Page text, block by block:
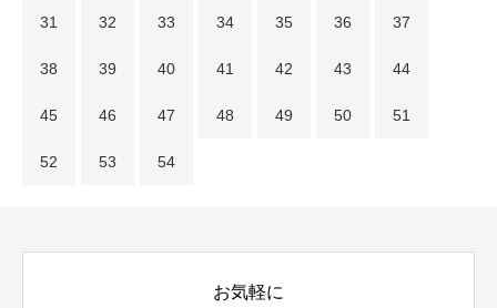
31 32 33 34 35 36 37
38 39 40 41 42 43 44
45 46 47 48 49 50 51
52 53 54
お気軽に